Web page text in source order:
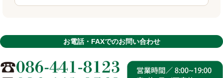
お電話・FAXでのお問い合わせ